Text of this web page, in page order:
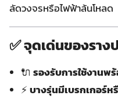
ลัดวงจรหรือไฟฟ้าล้นโหลด
✅ จุดเด่นของราง
🔌รองรับการใช้งาน
⚡บางรุ่นมีเบรกเกอร์